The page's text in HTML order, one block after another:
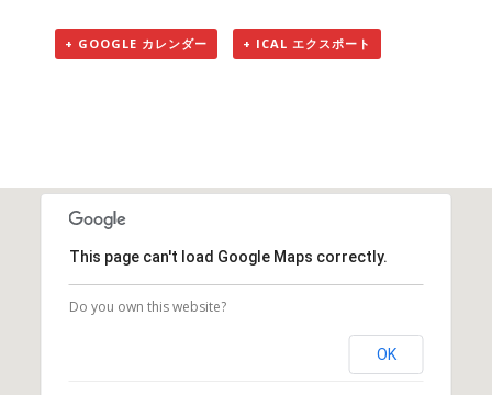
+ GOOGLE カレンダー + ICAL エクスポート
This page can't load Google Maps correctly.
Do you own this website?
OK